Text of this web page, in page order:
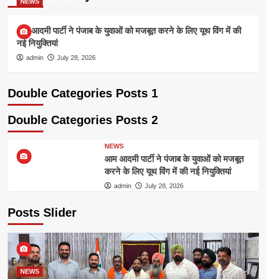
आम आदमी पार्टी ने पंजाब के युवाओं को मजबूत करने के लिए यूथ विंग में की
नई नियुक्तियां
admin July 28, 2026
Double Categories Posts 1
Double Categories Posts 2
NEWS
आम आदमी पार्टी ने पंजाब के युवाओं को मजबूत
करने के लिए यूथ विंग में की नई नियुक्तियां
admin July 28, 2026
Posts Slider
NEWS